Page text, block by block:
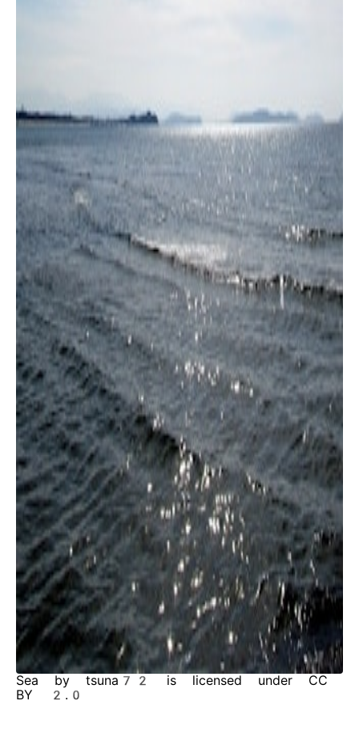
Sea by tsuna72 is licensed under CC
BY 2.0